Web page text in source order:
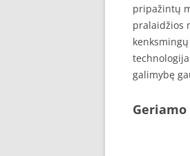
pripažintų
pralaidžios
galimybę